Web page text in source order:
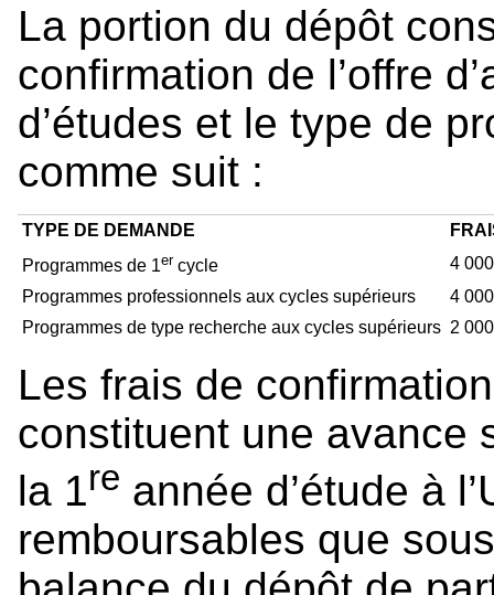
La portion du dépôt
confirmation de l’offre
d’études et le type de
comme suit :
TYPE DE DEMANDE
Programmes de 1er cycle
4
Programmes professionnels aux cycles supérieurs
4
Programmes de type recherche aux cycles supérieurs 2
Les frais de
constituent une avance
la 1re année d’étude à
remboursables que